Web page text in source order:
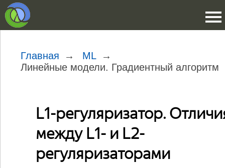
Главная
ML
Линейные модели. Градиентный алгоритм
L1-регуляризатор.
между L1- и L2-
регуляризаторами